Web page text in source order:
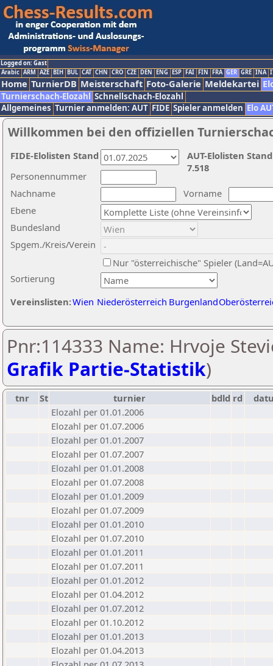
Logged on: Gast
Arabic ARM AZE BIH BUL CAT CHN CRO CZE DEN ENG ESP FAI FIN FRA GER GRE INA
Home TurnierDB Meisterschaft Foto-Galerie Meldekartei
Turnierschach-Elozahl Schnellschach-Elozahl
Allgemeines Turnier anmelden: AUT FIDE Spieler anmelden Elo
Willkommen bei den offiziellen
Nachname
Vorname
Ebene
Sortierung
Personennummer
Bundesland
Spgem./Kreis/Verein
Nur "österreichische" Spieler
Vereinslisten:Wien Niederösterreich Burgenland
AUT-Elolisten
7.518
FIDE-Elolisten Stand
Pnr:114333 Name: Hrvoje
Grafik Partie-Statistik)
tnr St turnier bdld rd
Elozahl per 01.01.2006
Elozahl per 01.07.2006
Elozahl per 01.01.2007
Elozahl per 01.07.2007
Elozahl per 01.01.2008
Elozahl per 01.07.2008
Elozahl per 01.01.2009
Elozahl per 01.07.2009
Elozahl per 01.01.2010
Elozahl per 01.07.2010
Elozahl per 01.01.2011
Elozahl per 01.07.2011
Elozahl per 01.01.2012
Elozahl per 01.04.2012
Elozahl per 01.07.2012
Elozahl per 01.10.2012
Elozahl per 01.01.2013
Elozahl per 01.04.2013